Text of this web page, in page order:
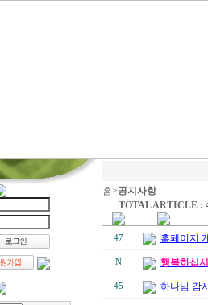
홈>공지사항
TOTAL ARTICLE :
47 홈페이지
N 행복하십
45 하나님 감